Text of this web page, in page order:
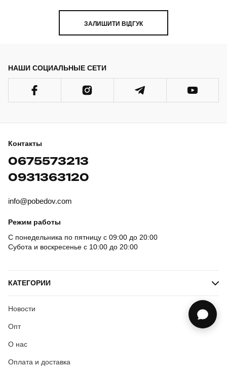
ЗАЛИШИТИ ВІДГУК
НАШИ СОЦИАЛЬНЫЕ СЕТИ
Контакты
0675573213
0931363120
info@pobedov.com
Режим работы
С понедельника по пятницу с 09:00 до 20:00
Субота и воскресенье с 10:00 до 20:00
КАТЕГОРИИ
Новости
Опт
О нас
Оплата и доставка